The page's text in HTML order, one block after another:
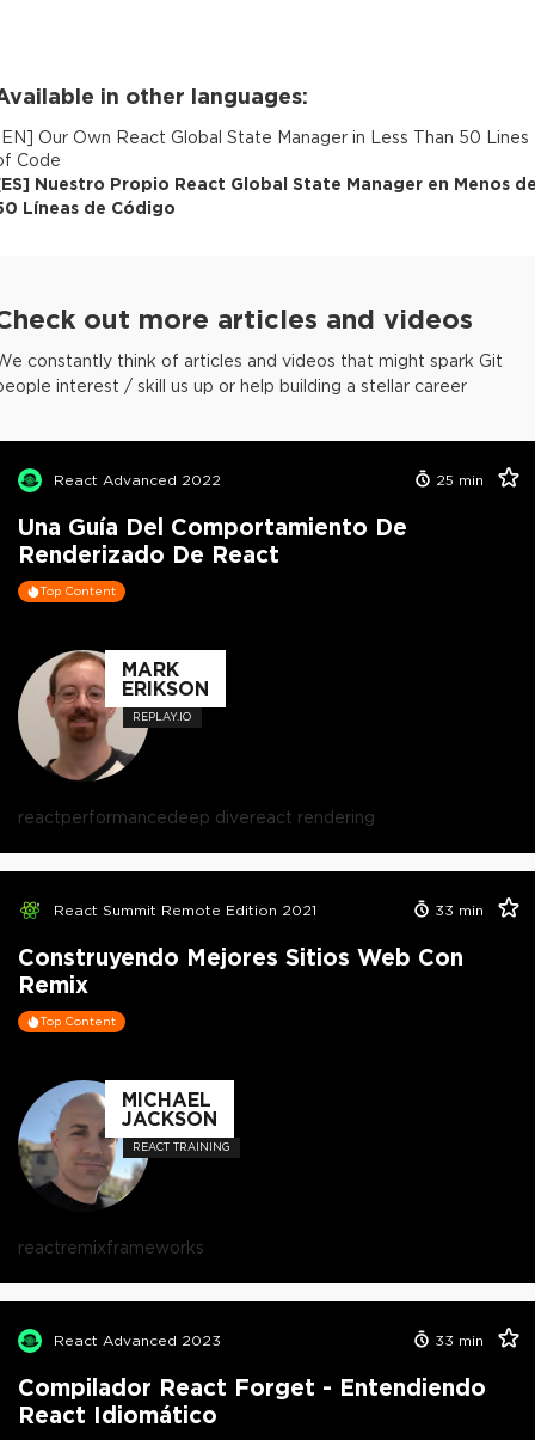
in other languages:
EN] Our Own React Global State Manager in Less Than 50 Lines
Code
ES] Nuestro Propio React Global State Manager en Menos
Líneas de Código
out more articles and videos
constantly think of articles and videos that might spark Git
interest / skill us up or help building a stellar career
React Advanced 2022 25 min
Una Guía Del Comportamiento De
Renderizado De React
Top Content
MARK
ERIKSON
REPLAY.IO
reactperformancedeep divereact rendering
React Summit Remote Edition 2021 33 min
Construyendo Mejores Sitios Web Con
Remix
Top Content
MICHAEL
JACKSON
REACT TRAINING
reactremixframeworks
React Advanced 2023 33 min
Compilador React Forget - Entendiendo
React Idiomático